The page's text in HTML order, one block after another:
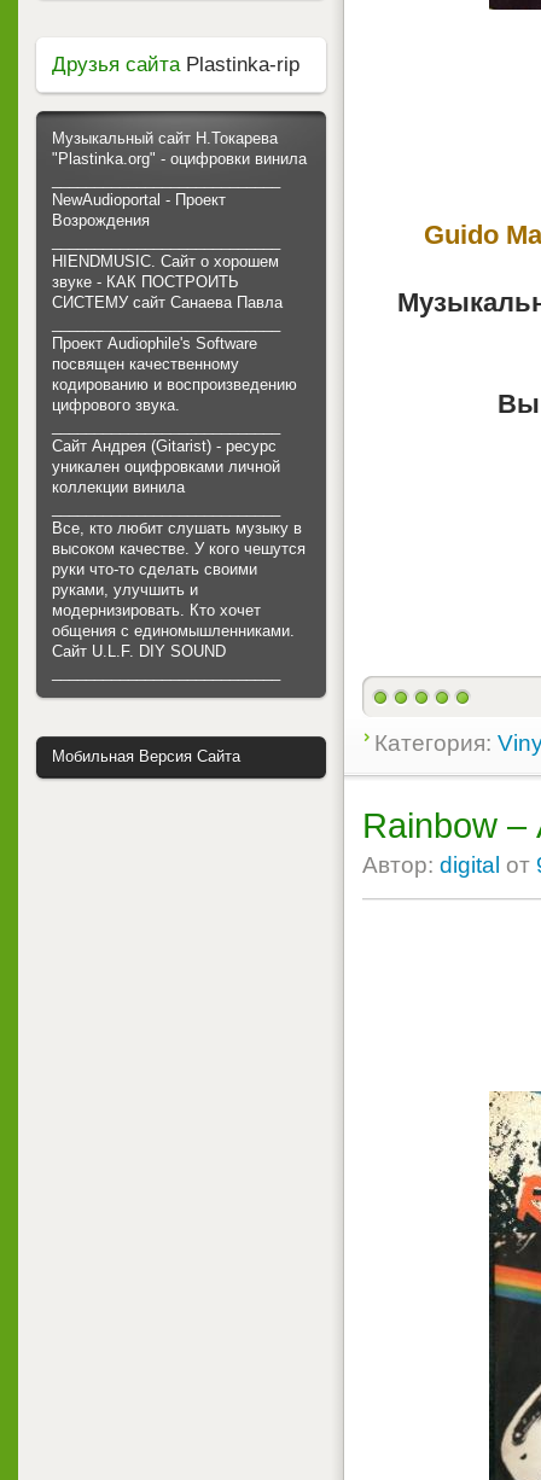
Guido
Категория:
Rainbow
Автор: digital от
Друзья сайтаPlastinka-rip
Музыкальный сайт Н.Токарева
"Plastinka.org" - оцифровки винила
NewAudioportal - Проект
Возрождения
HIENDMUSIC. Сайт о хорошем
звуке - КАК ПОСТРОИТЬ
СИСТЕМУ сайт Санаева Павла
Проект Audiophile's Software
посвящен качественному
кодированию и воспроизведению
цифрового звука.
Сайт Андрея (Gitarist) - ресурс
уникален оцифровками личной
коллекции винила
Все, кто любит слушать музыку в
высоком качестве. У кого чешутся
руки что-то сделать своими
руками, улучшить и
модернизировать. Кто хочет
общения с единомышленниками.
Cайт U.L.F. DIY SOUND
Мобильная Версия Сайта